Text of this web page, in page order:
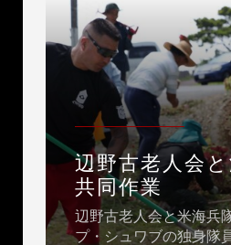
辺野古老人会
共同作業
辺野古老人会と米海兵
プ・シュワブの独身隊